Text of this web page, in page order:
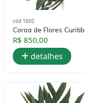
cód 1602
Coroa de Flores
R$ 850,00
detalhes